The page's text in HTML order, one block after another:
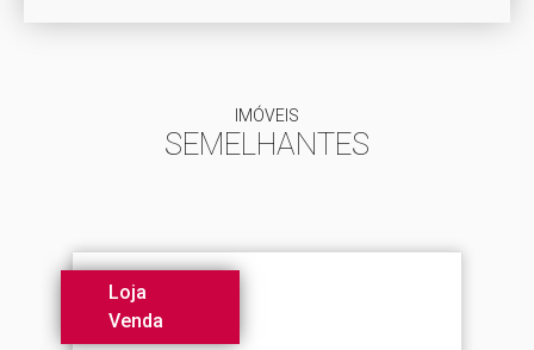
IMÓVEIS
SEMELHANTES
Loja
Venda